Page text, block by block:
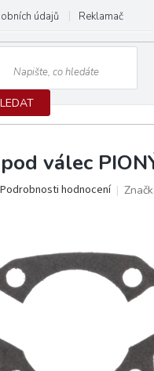
údajů Reklamační
válec
Podrobnosti hodnocení